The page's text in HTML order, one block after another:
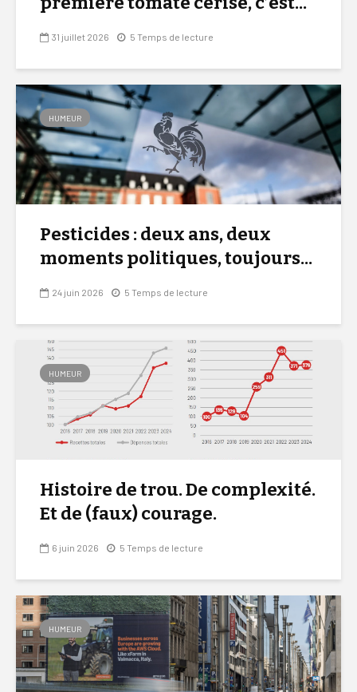
31 juillet 2026 5 Temps de lecture
HUMEUR
Pesticides : deux ans, deux
moments politiques, toujours...
24 juin 2026 5 Temps de lecture
HUMEUR
Histoire de trou. De complexité.
Et de (faux) courage.
6 juin 2026 5 Temps de lecture
HUMEUR